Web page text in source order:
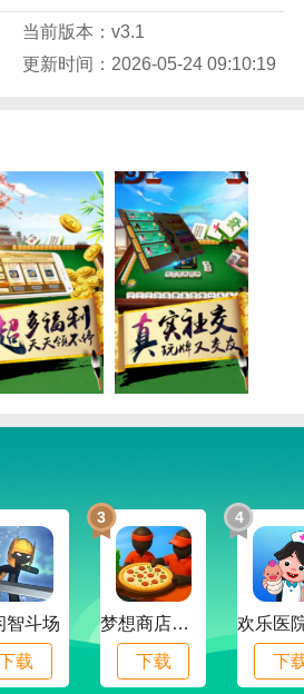
棋牌技术，将其他人全部击败，
棋牌游戏合集，玩法选择更多。
戏，支持微信一键快速登录，你
光，够级棋牌首次联动!
条视频轻松获取哦；
供各种游戏活动，够级棋牌参
化棋牌游戏，智能发牌，智能
大奖，够级棋牌智能化出牌选
，够级棋牌每周都有许多的道具
。
你自己的精彩世界吧，你将在这
世界和舞台，有乐趣的创建房间
实物游戏奖励也是有準备。
，这就是 欢聚棋牌娱乐给你带
当前版本：v3.1
更新时间：2026-05-24 09:10:19
智斗场
载
3
梦想商店物语
下载
4
下